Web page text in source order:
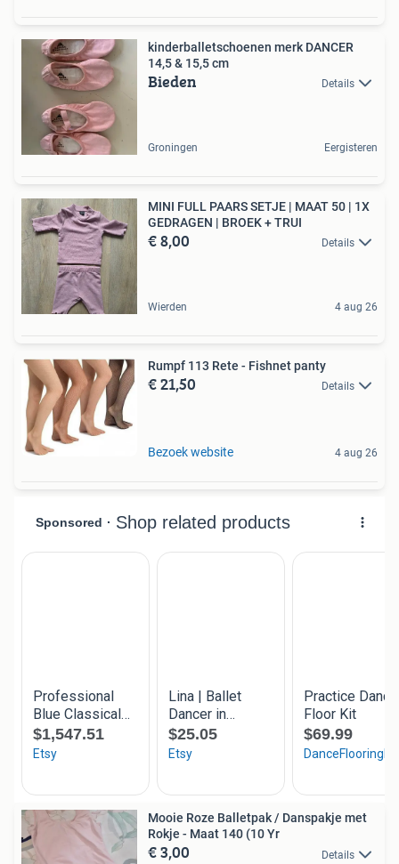
kinderballetschoenen merk DANCER
14,5 & 15,5 cm
Bieden Details
Groningen Eergisteren
MINI FULL PAARS SETJE | MAAT 50 | 1X
GEDRAGEN | BROEK + TRUI
€ 8,00 Details
Wierden 4 aug 26
Rumpf 113 Rete - Fishnet panty
€ 21,50 Details
Bezoek website 4 aug 26
Mooie Roze Balletpak / Danspakje met
Rokje - Maat 140 (10 Yr
€ 3,00 Details